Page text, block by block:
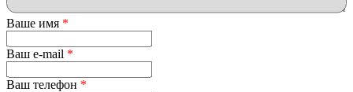
Ваше имя *
Ваш e-mail *
Ваш телефон *